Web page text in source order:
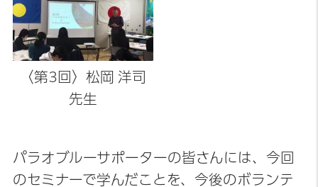
〈第3回〉松岡 洋司
先生
パラオブルーサポーターの皆さんには、今回
のセミナーで学んだことを、今後のボランテ